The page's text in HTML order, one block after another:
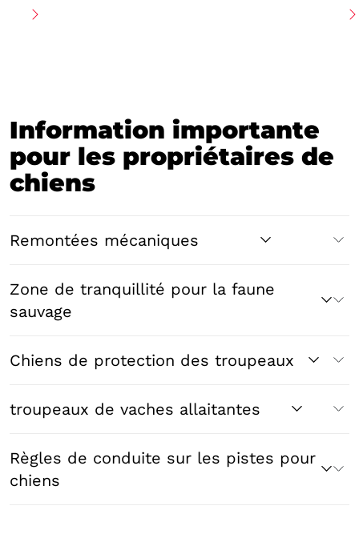
Information importante
pour les propriétaires de
chiens
Remontées mécaniques
Zone de tranquillité pour la faune
sauvage
Chiens de protection des troupeaux
troupeaux de vaches allaitantes
Règles de conduite sur les pistes pour
chiens